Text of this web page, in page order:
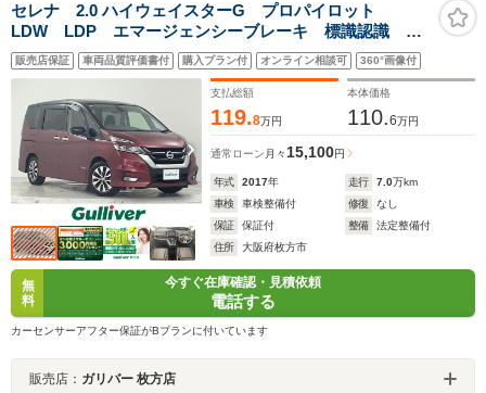
セレナ 2.0 ハイウェイスターG プロパイロット
LDW LDP エマージェンシーブレーキ 標識認識 純
正9インチSDナビ バック フロント全方位カメラ 純
正フリップダウンモニター デジタルインナーミラー
オートホールド スマートキー ETC
販売店保証 車両品質評価書付 購入プラン付 オンライン相談可 360°画像付
支払総額
119.8万円
本体価格
110.6万円
通常ローン 月々15,100円
年式 2017年 走行 7.0万km
車検
車検整備付 修復
なし
保証
保証付 整備
法定整備付
住所
大阪府枚方市
無
料
今すぐ在庫確認・見積依頼
電話する
カーセンサーアフター保証がBプランに付いています
販売店： ガリバー 枚方店